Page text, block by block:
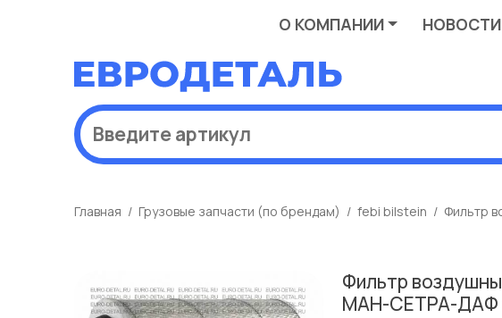
О КОМПАНИИ НОВОСТИ
Главная Грузовые запчасти (по брендам) febi bilstein Фильтр
Фильтр
МАН-СЕТРА-ДАФ